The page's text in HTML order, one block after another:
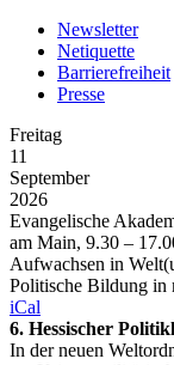
Newsletter
Netiquette
Barrierefreiheit
Presse
Freitag
11
September
2026
Evangelische
am Main, 9.30 –
Aufwachsen in
Politische Bildung in
iCal
6. Hessischer
In der neuen